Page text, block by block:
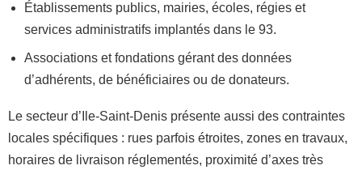
Établissements publics, mairies, écoles, régies et
services administratifs implantés dans le 93.
Associations et fondations gérant des données
d’adhérents, de bénéficiaires ou de donateurs.
Le secteur d’Ile-Saint-Denis présente aussi des contraintes
locales spécifiques : rues parfois étroites, zones en travaux,
horaires de livraison réglementés, proximité d’axes très